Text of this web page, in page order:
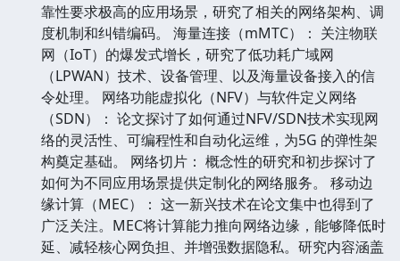
靠性要求极高的应用场景，研究了相关的网络架构、调
度机制和纠错编码。 海量连接（mMTC）： 关注物联
网（IoT）的爆发式增长，研究了低功耗广域网
（LPWAN）技术、设备管理、以及海量设备接入的信
令处理。 网络功能虚拟化（NFV）与软件定义网络
（SDN）： 论文探讨了如何通过NFV/SDN技术实现网
络的灵活性、可编程性和自动化运维，为5G 的弹性架
构奠定基础。 网络切片： 概念性的研究和初步探讨了
如何为不同应用场景提供定制化的网络服务。 移动边
缘计算（MEC）： 这一新兴技术在论文集中也得到了
广泛关注。MEC将计算能力推向网络边缘，能够降低时
延、减轻核心网负担、并增强数据隐私。研究内容涵盖